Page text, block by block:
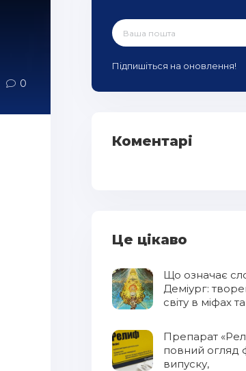
0
Підпишіться на оновлення!
Коментарі
Це цікаво
Що означає
Деміург:
світу в міфах та
Препарат
повний огляд
випуску,